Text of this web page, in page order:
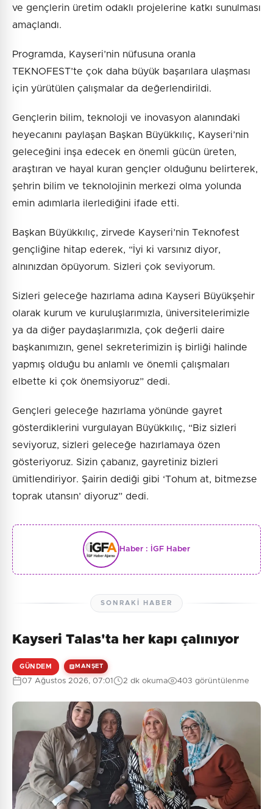
ve gençlerin üretim odaklı projelerine katkı sunulması
amaçlandı.
Programda, Kayseri’nin nüfusuna oranla
TEKNOFEST’te çok daha büyük başarılara ulaşması
için yürütülen çalışmalar da değerlendirildi.
Gençlerin bilim, teknoloji ve inovasyon alanındaki
heyecanını paylaşan Başkan Büyükkılıç, Kayseri’nin
geleceğini inşa edecek en önemli gücün üreten,
araştıran ve hayal kuran gençler olduğunu belirterek,
şehrin bilim ve teknolojinin merkezi olma yolunda
emin adımlarla ilerlediğini ifade etti.
Başkan Büyükkılıç, zirvede Kayseri’nin Teknofest
gençliğine hitap ederek, “İyi ki varsınız diyor,
alnınızdan öpüyorum. Sizleri çok seviyorum.
Sizleri geleceğe hazırlama adına Kayseri Büyükşehir
olarak kurum ve kuruluşlarımızla, üniversitelerimizle
ya da diğer paydaşlarımızla, çok değerli daire
başkanımızın, genel sekreterimizin iş birliği halinde
yapmış olduğu bu anlamlı ve önemli çalışmaları
elbette ki çok önemsiyoruz” dedi.
Gençleri geleceğe hazırlama yönünde gayret
gösterdiklerini vurgulayan Büyükkılıç, “Biz sizleri
seviyoruz, sizleri geleceğe hazırlamaya özen
gösteriyoruz. Sizin çabanız, gayretiniz bizleri
ümitlendiriyor. Şairin dediği gibi ‘Tohum at, bitmezse
toprak utansın’ diyoruz” dedi.
Haber : İGF Haber
SONRAKI HABER
Kayseri Talas'ta her kapı çalınıyor
GÜNDEM MANŞET
07 Ağustos 2026, 07:01 2 dk okuma 403 görüntülenme